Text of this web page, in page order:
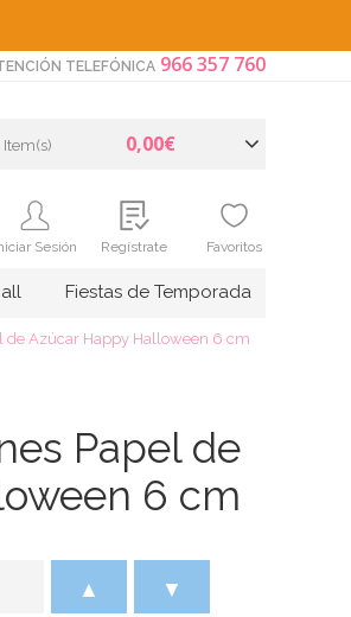
TELEFÓNICA 966 357 760
Item(s) 0,00€
Sesión Regístrate Favoritos
Fiestas de Temporada
de Azúcar Happy Halloween 6 cm
Papel de
6 cm
▲ ▼